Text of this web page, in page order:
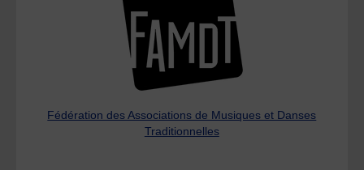
Fédération des Associations de Musiques et Danses
Traditionnelles